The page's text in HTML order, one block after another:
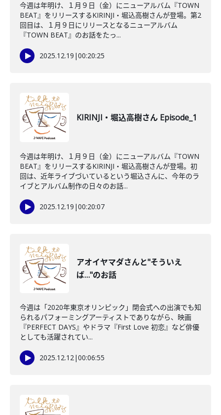
今週は年明け、１月９日（金）にニューアルバム『TOWN
BEAT』をリリースするKIRINJI・堀込高樹さんが登場。第2
回目は、１月９日にリリースとなるニューアルバム
『TOWN BEAT』のお話をたっ...
2025.12.19 |00:20:25
KIRINJI・堀込高樹さん Episode_1
今週は年明け、１月９日（金）にニューアルバム『TOWN
BEAT』をリリースするKIRINJI・堀込高樹さんが登場。初
回は、近年ライブづいているという堀込さんに、今年のラ
イブとアルバム制作の日々のお話...
2025.12.19 |00:20:07
アオイヤマダさんと"そういえ
ば…"のお話
今週は「2020年東京オリンピック」閉会式への出演でも知
られるパフォーミングアーティストでありながら、映画
『PERFECT DAYS』やドラマ『First Love 初恋』など俳優
としても活躍されてい...
2025.12.12|00:06:55